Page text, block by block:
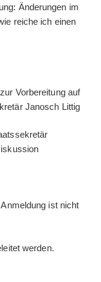
Änderungen im
reiche ich einen
Vorbereitung auf
Janosch Littig
ist nicht
werden.